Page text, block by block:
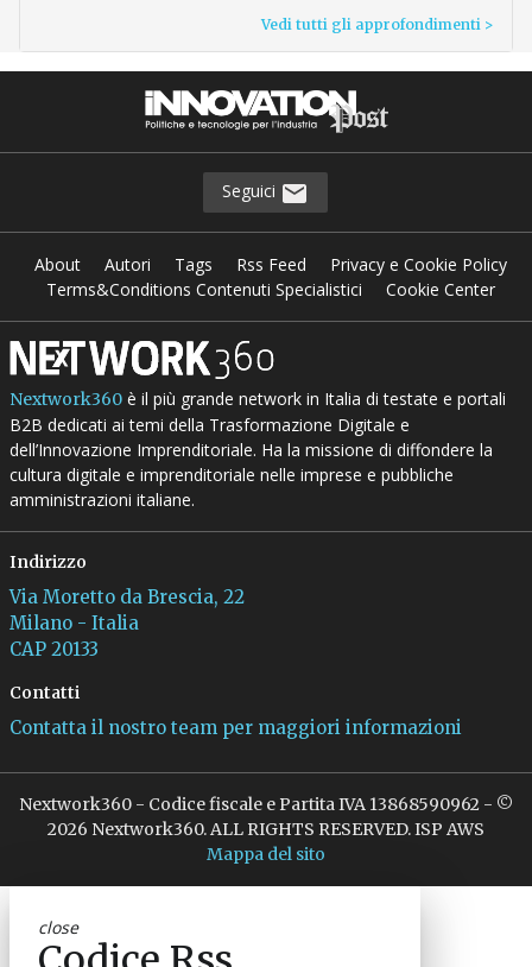
Vedi tutti gli approfondimenti >
Seguici
About Autori Tags Rss Feed
Privacy e Cookie Policy
Terms&Conditions Contenuti Specialistici
Cookie Center
Nextwork360è il più grande network in Italia di testate e portali
B2B dedicati ai temi della Trasformazione Digitale e
dell’Innovazione Imprenditoriale. Ha la missione di diffondere la
cultura digitale e imprenditoriale nelle imprese e pubbliche
amministrazioni italiane.
Indirizzo
Via Moretto da Brescia, 22
Milano - Italia
CAP 20133
Contatti
Contatta il nostro team per maggiori informazioni
Nextwork360 - Codice fiscale e Partita IVA 13868590962 - ©
2026 Nextwork360. ALL RIGHTS RESERVED. ISP AWS
Mappa del sito
close